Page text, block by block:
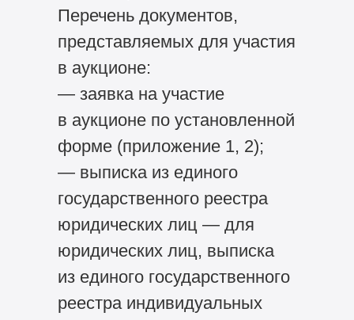
Перечень документов,
представляемых для участия
в аукционе:
— заявка на участие
в аукционе по установленной
форме (приложение 1, 2);
— выписка из единого
государственного реестра
юридических лиц — для
юридических лиц, выписка
из единого государственного
реестра индивидуальных